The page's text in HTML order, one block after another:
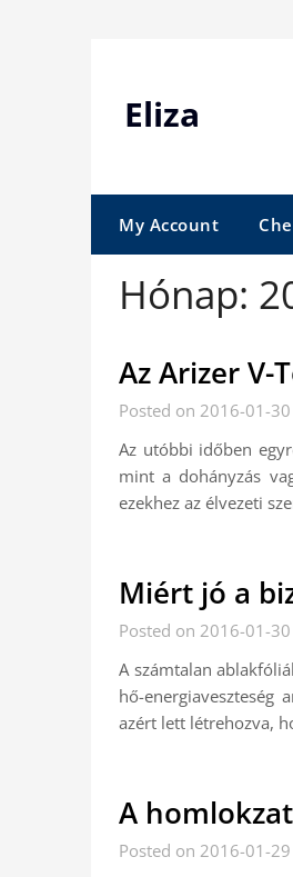
Eliza
My Account
Hónap:
Az Arizer V-
Posted on 2016-01-30
Az utóbbi időben
mint a dohányzás
ezekhez az élvezeti
Miért jó a
Posted on 2016-01-30
A számtalan
hő-
azért lett létrehozva,
A
Posted on 2016-01-29